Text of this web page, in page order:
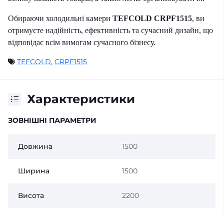
Обираючи холодильні камери TEFCOLD CRPF1515, ви
отримуєте надійність, ефективність та сучасний дизайн, що
відповідає всім вимогам сучасного бізнесу.
TEFCOLD, CRPF1515
Характеристики
ЗОВНІШНІ ПАРАМЕТРИ
Довжина 1500
Ширина 1500
Висота 2200